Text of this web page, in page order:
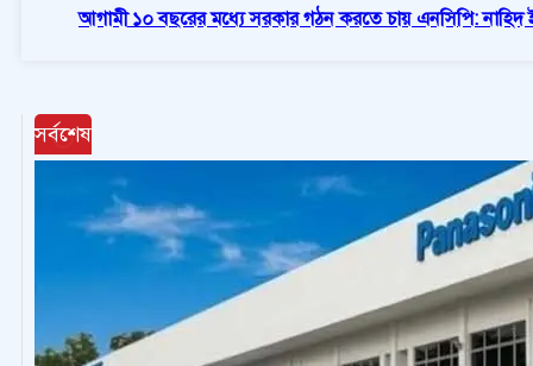
আগামী ১০ বছরের মধ্যে সরকার গঠন করতে চায় এনসিপি: নাহিদ
সর্বশেষ